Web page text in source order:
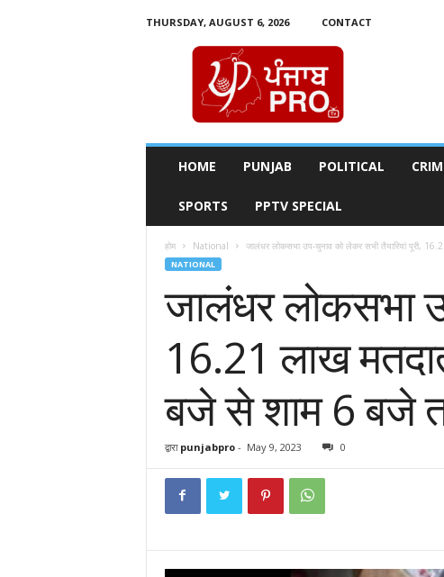
THURSDAY, AUGUST 6, 2026
CONTACT
HOME PUNJAB POLITICAL
SPORTS PPTV SPECIAL
होम National जालंधर लोकसभा उप-चुनाव को लेकर सभी तैयारियां पूरी,
NATIONAL
जालंधर लोकसभा
16.21 लाख
बजे से शाम 6 बजे
द्वारा punjabpro- May 9, 2023 0